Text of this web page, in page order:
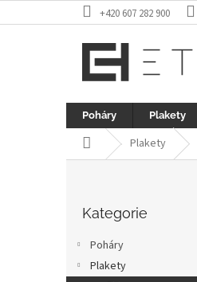
na
+420 607 282 900
Poháry Plakety
Domů Plakety
n
kategorie
Kategorie
Poháry
Plakety